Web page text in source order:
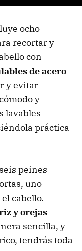
ocho
recortar y
con
de acero
y evitar
y
lavables
práctica
peines
uno
cabello.
y orejas
sencilla, y
tendrás toda